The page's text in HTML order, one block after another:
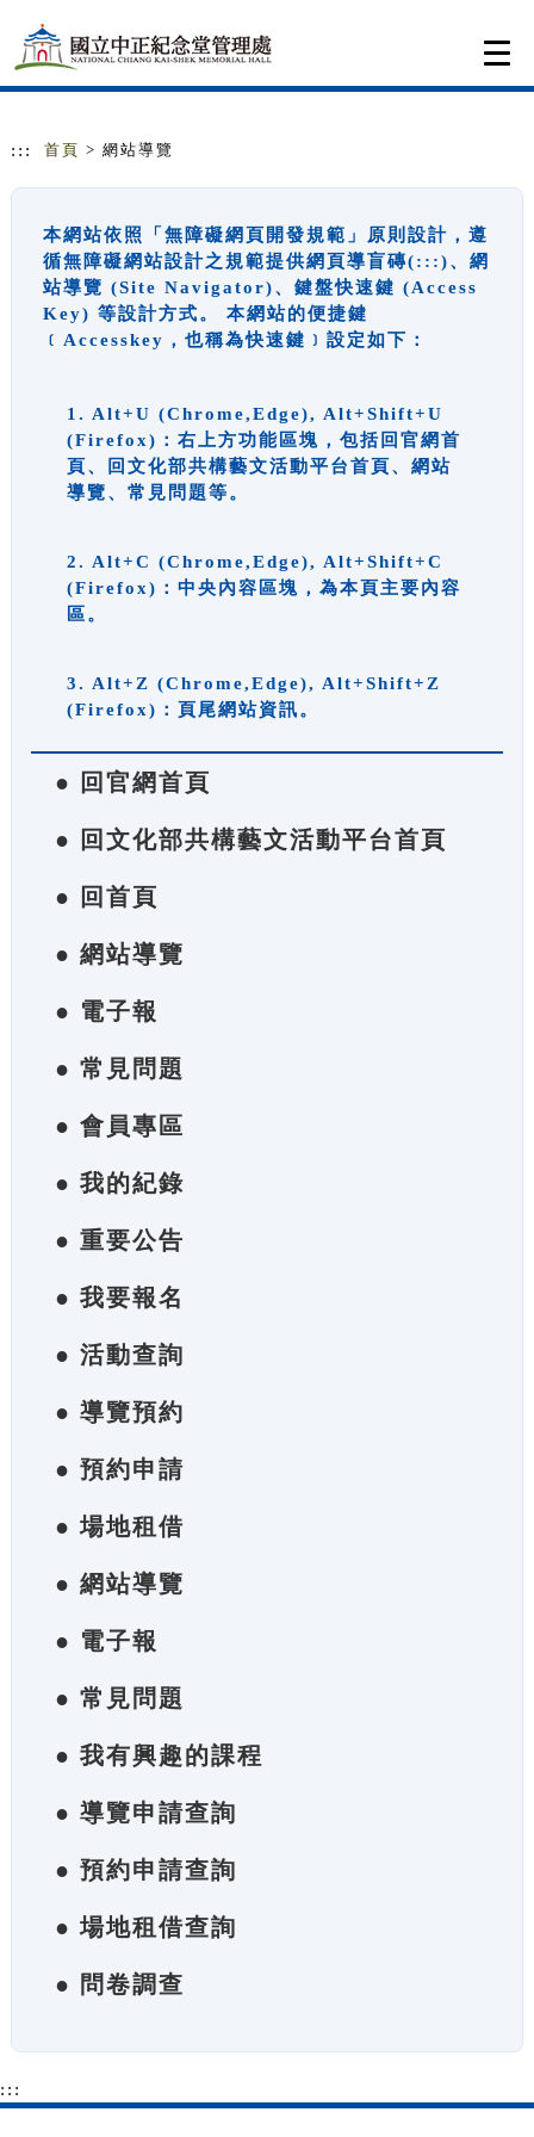
::: 首頁 > 網站導覽
本網站依照「無障礙網頁開發規範」原則設計，遵
循無障礙網站設計之規範提供網頁導盲磚(:::)、網
站導覽 (Site Navigator)、鍵盤快速鍵 (Access
Key) 等設計方式。 本網站的便捷鍵
﹝Accesskey，也稱為快速鍵﹞設定如下：
1. Alt+U (Chrome,Edge), Alt+Shift+U
(Firefox)：右上方功能區塊，包括回官網首
頁、回文化部共構藝文活動平台首頁、網站
導覽、常見問題等。
2. Alt+C (Chrome,Edge), Alt+Shift+C
(Firefox)：中央內容區塊，為本頁主要內容
區。
3. Alt+Z (Chrome,Edge), Alt+Shift+Z
(Firefox)：頁尾網站資訊。
● 回官網首頁
● 回文化部共構藝文活動平台首頁
● 回首頁
● 網站導覽
● 電子報
● 常見問題
● 會員專區
● 我的紀錄
● 重要公告
● 我要報名
● 活動查詢
● 導覽預約
● 預約申請
● 場地租借
● 網站導覽
● 電子報
● 常見問題
● 我有興趣的課程
● 導覽申請查詢
● 預約申請查詢
● 場地租借查詢
● 問卷調查
:::